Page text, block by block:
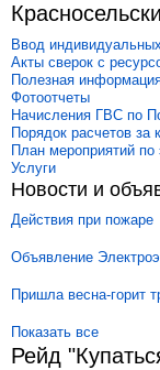
Ввод
Акты сверок с
Полезная
Фотоотчеты
Начисления ГВС по
Порядок расчетов
План мероприятий
Услуги
Новости и
Действия при пожаре
Объявление
Пришла весна-горит
Показать все
Рейд